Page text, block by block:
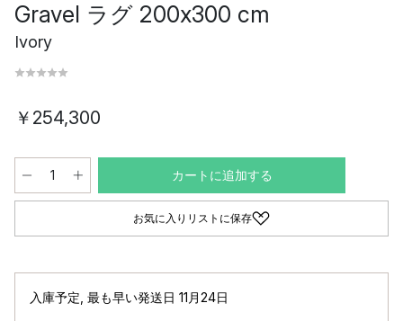
Gravel ラグ 200x300 cm
Ivory
￥254,300
カートに追加する
お気に入りリストに保存
入庫予定 最も早い発送日 11月24日